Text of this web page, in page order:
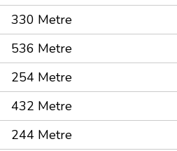
330 Metre
536 Metre
254 Metre
432 Metre
244 Metre